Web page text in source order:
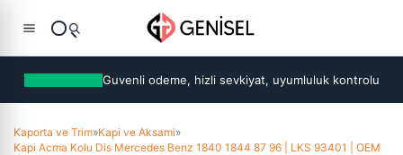
Guvenli odeme, hizli sevkiyat, uyumluluk kontrolu
Kaporta ve Trim»Kapi ve Aksami»
Kapi Acma Kolu Dis Mercedes Benz 1840 1844 87 96 | LKS 93401 | OEM